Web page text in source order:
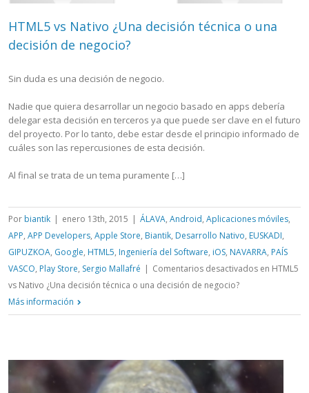
HTML5 vs Nativo ¿Una decisión técnica o una
decisión de negocio?
Sin duda es una decisión de negocio.
Nadie que quiera desarrollar un negocio basado en apps debería
delegar esta decisión en terceros ya que puede ser clave en el futuro
del proyecto. Por lo tanto, debe estar desde el principio informado de
cuáles son las repercusiones de esta decisión.
Al final se trata de un tema puramente […]
Por biantik | enero 13th, 2015 | ÁLAVA, Android, Aplicaciones móviles,
APP, APP Developers, Apple Store, Biantik, Desarrollo Nativo, EUSKADI,
GIPUZKOA, Google, HTML5, Ingeniería del Software, iOS, NAVARRA, PAÍS
VASCO, Play Store, Sergio Mallafré | Comentarios desactivados en HTML5
vs Nativo ¿Una decisión técnica o una decisión de negocio?
Más información